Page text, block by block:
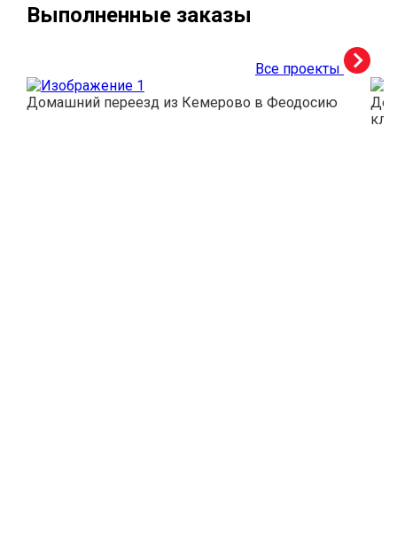
Выполненные заказы
Все проекты
Домашний переезд из Кемерово в Феодосию